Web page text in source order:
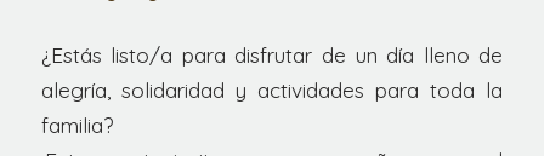
¿Estás listo/a para disfrutar de un día lleno de
alegría, solidaridad y actividades para toda la
familia?